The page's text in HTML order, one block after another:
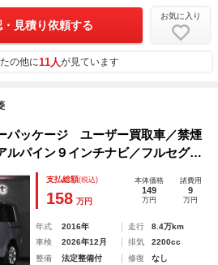
見積り依頼する
お気に入り
の他に11人が見ています
ッケージ ユーザー買取車／禁煙
ルパイン９インチナビ／フルセグ／
モニター／両側Ｐスライドドア／デ
／フォグランプ／純正１８ＡＷ／ス
支払総額(税込)
158 万円
本体価格
149
万円
諸費用
9
万円
年式 2016年 走行
8.4万km
車検
2026年12月 排気
2200cc
整備
法定整備付 修復
なし